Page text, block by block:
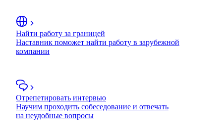
Найти работу за границей
Наставник поможет найти работу в зарубежной
компании
Отрепетировать интервью
Научим проходить собеседование и отвечать
на неудобные вопросы